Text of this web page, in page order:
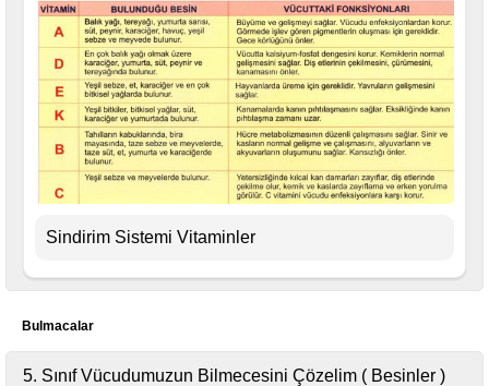
Sindirim Sistemi Vitaminler
Bulmacalar
5. Sınıf Vücudumuzun Bilmecesini Çözelim ( Besinler )